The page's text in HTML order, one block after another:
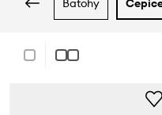
batohy